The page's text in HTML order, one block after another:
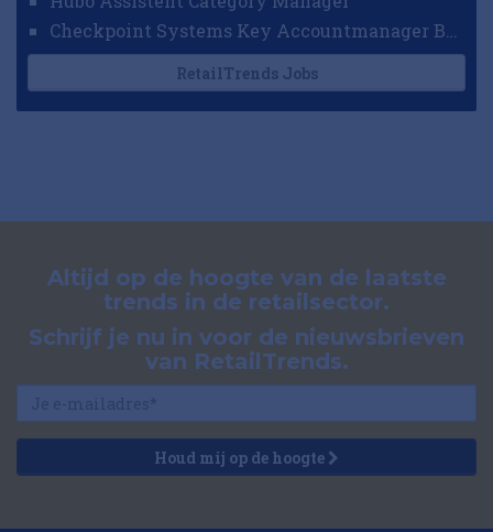
Checkpoint Systems Key Accountmanager Benelux
RetailTrends Jobs
Altijd op de hoogte van de laatste
trends in de retailsector.
Schrijf je nu in voor de nieuwsbrieven
van RetailTrends.
Houd mij op de hoogte